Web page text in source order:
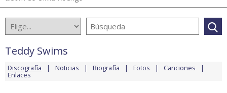
Teddy Swims
Discografía Noticias Biografía Fotos Canciones
Enlaces